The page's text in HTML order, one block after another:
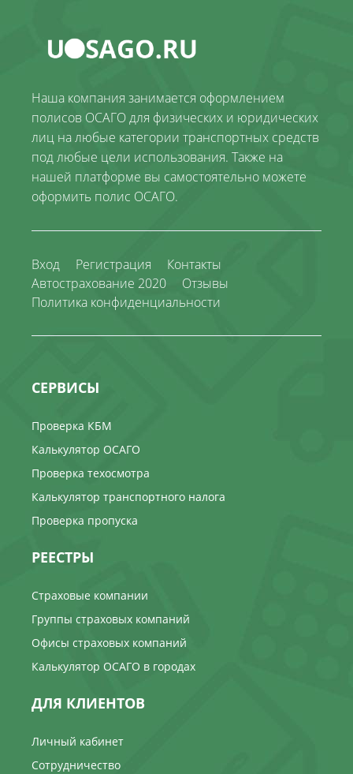
Наша компания занимается оформлением
полисов ОСАГО для физических и юридических
лиц на любые категории транспортных средств
под любые цели использования. Также на
нашей платформе вы самостоятельно можете
оформить полис ОСАГО.
Вход Регистрация
Контакты
Автострахование 2020
Отзывы
Политика конфиденциальности
СЕРВИСЫ
Проверка КБМ
Калькулятор ОСАГО
Проверка техосмотра
Калькулятор транспортного налога
Проверка пропуска
РЕЕСТРЫ
Страховые компании
Группы страховых компаний
Офисы страховых компаний
Калькулятор ОСАГО в городах
ДЛЯ КЛИЕНТОВ
Личный кабинет
Сотрудничество